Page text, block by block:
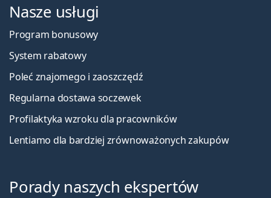
Nasze usługi
Program bonusowy
System rabatowy
Poleć znajomego i zaoszczędź
Regularna dostawa soczewek
Profilaktyka wzroku dla pracowników
Lentiamo dla bardziej zrównoważonych zakupów
Porady naszych ekspertów